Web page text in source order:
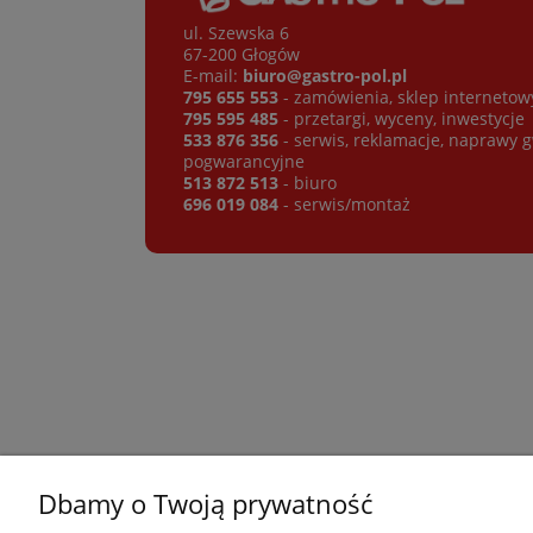
ul. Szewska 6
67-200 Głogów
E-mail: biuro@gastro-pol.pl
795 655 553 - zamówienia, sklep
795 595 485 - przetargi, wyceny, inwestycje
533 876 356 - serwis, reklamacje, naprawy
pogwarancyjne
513 872 513 - biuro
696 019 084 - serwis/montaż
Dbamy o Twoją prywatność